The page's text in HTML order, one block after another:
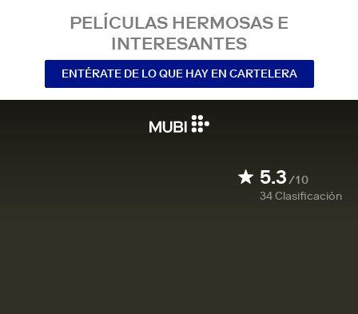
PELÍCULAS HERMOSAS E
INTERESANTES
ENTÉRATE DE LO QUE HAY EN CARTELERA
5.3/10
34Clasificación